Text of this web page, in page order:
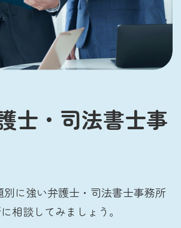
士・司法書士事
別に強い弁護士・司法書士事務所
相談してみましょう。